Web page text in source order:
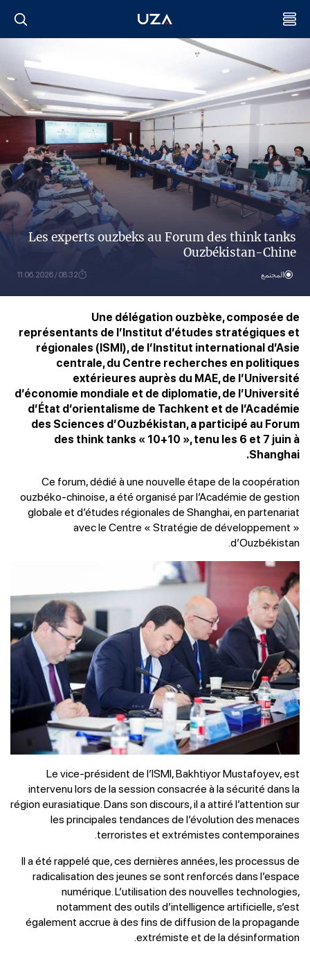
Les experts ouzbeks au Forum des think tanks
Ouzbékistan-Chine
المجتمع 08:32 / 11.06.2026
Une délégation ouzbèke, composée de
représentants de l’Institut d’études stratégiques et
régionales (ISMI), de l’Institut international d’Asie
centrale, du Centre recherches en politiques
extérieures auprès du MAE, de l’Université
d’économie mondiale et de diplomatie, de l’Université
d’État d’orientalisme de Tachkent et de l’Académie
des Sciences d’Ouzbékistan, a participé au Forum
des think tanks « 10+10 », tenu les 6 et 7 juin à
Shanghai.
Ce forum, dédié à une nouvelle étape de la coopération
ouzbéko-chinoise, a été organisé par l’Académie de gestion
globale et d’études régionales de Shanghai, en partenariat
avec le Centre « Stratégie de développement »
d’Ouzbékistan.
Le vice-président de l’ISMI, Bakhtiyor Mustafoyev, est
intervenu lors de la session consacrée à la sécurité dans la
région eurasiatique. Dans son discours, il a attiré l’attention sur
les principales tendances de l’évolution des menaces
terroristes et extrémistes contemporaines.
Il a été rappelé que, ces dernières années, les processus de
radicalisation des jeunes se sont renforcés dans l’espace
numérique. L’utilisation des nouvelles technologies,
notamment des outils d’intelligence artificielle, s’est
également accrue à des fins de diffusion de la propagande
extrémiste et de la désinformation.